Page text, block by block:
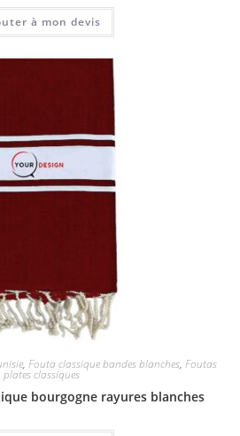
à mon devis
, Fouta classique bandes blanches, Foutas
plates classiques
bourgogne rayures blanches